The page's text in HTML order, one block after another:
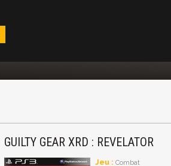
GUILTY GEAR XRD : REVELATOR
Jeu : Combat